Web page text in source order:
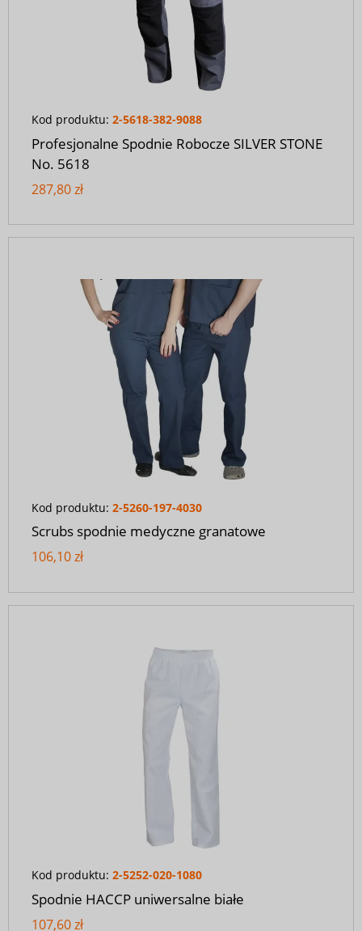
Kod produktu: 2-5618-382-9088
Profesjonalne Spodnie Robocze SILVER STONE
No. 5618
287,80 zł
Kod produktu: 2-5260-197-4030
Scrubs spodnie medyczne granatowe
106,10 zł
Kod produktu: 2-5252-020-1080
Spodnie HACCP uniwersalne białe
107,60 zł